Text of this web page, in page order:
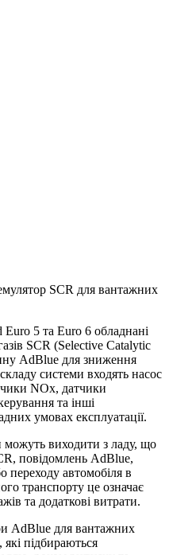
SCR для вантажних
Euro 5 та Euro 6 обладнані
SCR (Selective Catalytic
AdBlue для зниження
системи входять насос
NOx, датчики
та інші
умовах експлуатації.
можуть виходити з ладу, що
повідомлень AdBlue,
переходу автомобіля в
транспорту це означає
та додаткові витрати.
AdBlue для вантажних
підбираються